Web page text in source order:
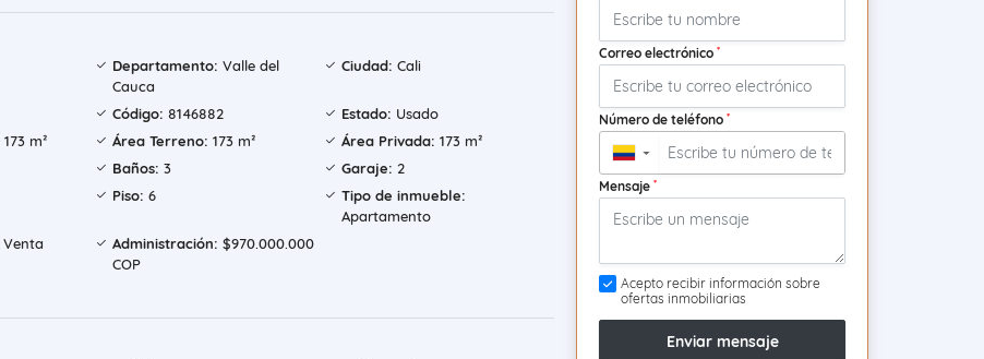
Departamento: Valle del
Cauca
Ciudad: Cali
Código: 8146882 Estado: Usado
173 m² Área Terreno: 173 m² Área Privada: 173 m²
Baños: 3 Garaje: 2
Piso: 6
Tipo de inmueble:
Apartamento
Venta Administración: $970.000.000
COP
Correo electrónico *
Número de teléfono *
▼
Mensaje *
Acepto recibir información sobre
ofertas inmobiliarias
Enviar mensaje